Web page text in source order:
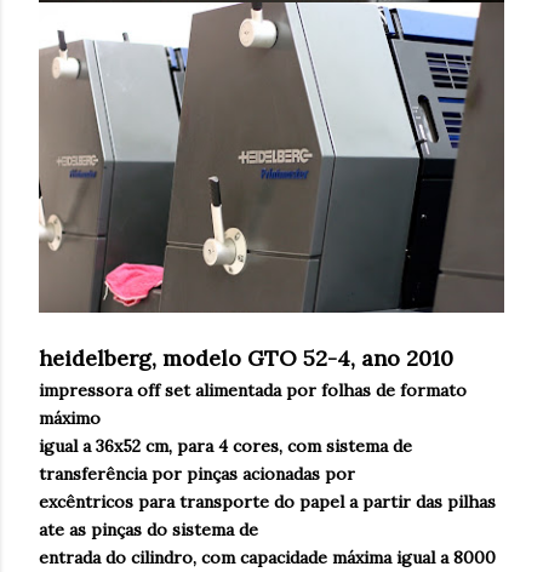
heidelberg, modelo GTO 52-4, ano 2010
impressora off set alimentada por folhas de formato
máximo
igual a 36x52 cm, para 4 cores, com sistema de
transferência por pinças acionadas por
excêntricos para transporte do papel a partir das pilhas
ate as pinças do sistema de
entrada do cilindro, com capacidade máxima igual a 8000